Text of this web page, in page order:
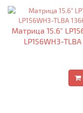
Матрица 15.6"
LP156WH3-